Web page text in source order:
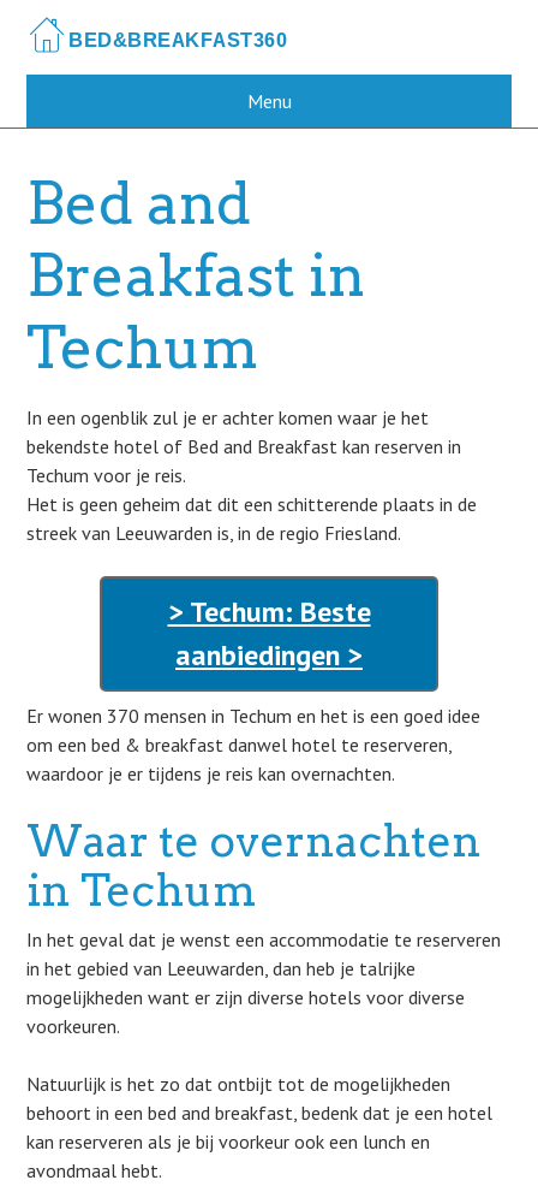
main
Menu
Bed and
Breakfast in
Techum
In een ogenblik zul je er achter komen waar je het
bekendste hotel of Bed and Breakfast kan reserven in
Techum voor je reis.
Het is geen geheim dat dit een schitterende plaats in de
streek van Leeuwarden is, in de regio Friesland.
> Techum: Beste
aanbiedingen >
Er wonen 370 mensen in Techum en het is een goed idee
om een bed & breakfast danwel hotel te reserveren,
waardoor je er tijdens je reis kan overnachten.
Waar te overnachten
in Techum
In het geval dat je wenst een accommodatie te reserveren
in het gebied van Leeuwarden, dan heb je talrijke
mogelijkheden want er zijn diverse hotels voor diverse
voorkeuren.
Natuurlijk is het zo dat ontbijt tot de mogelijkheden
behoort in een bed and breakfast, bedenk dat je een hotel
kan reserveren als je bij voorkeur ook een lunch en
avondmaal hebt.